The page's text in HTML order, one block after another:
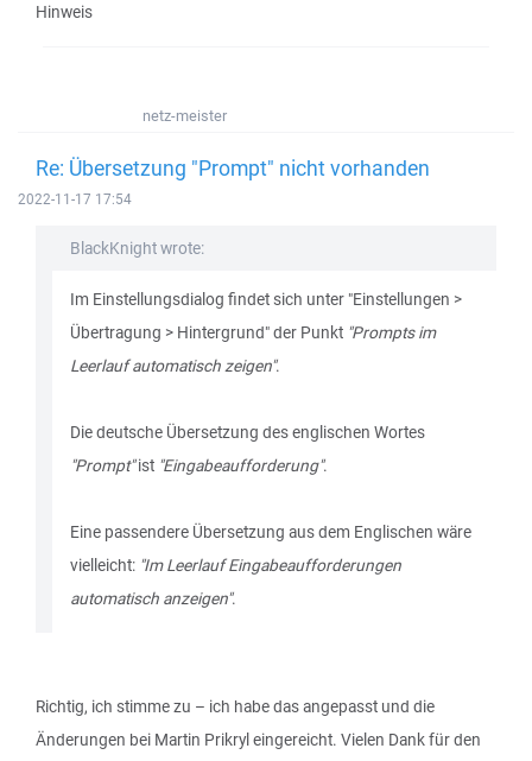
Hinweis
netz-meister
Re: Übersetzung "Prompt" nicht vorhanden
2022-11-17 17:54
BlackKnight wrote:
Im Einstellungsdialog findet sich unter "Einstellungen >
Übertragung > Hintergrund" der Punkt "Prompts im
Leerlauf automatisch zeigen".
Die deutsche Übersetzung des englischen Wortes
"Prompt"ist "Eingabeaufforderung".
Eine passendere Übersetzung aus dem Englischen wäre
vielleicht: "Im Leerlauf Eingabeaufforderungen
automatisch anzeigen".
Richtig, ich stimme zu – ich habe das angepasst und die
Änderungen bei Martin Prikryl eingereicht. Vielen Dank für den